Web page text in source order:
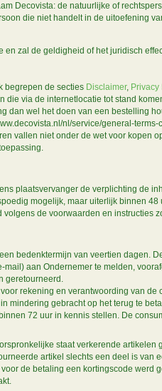
Decovista: de natuurlijke of
die niet handelt in de uitoefening
en zal de geldigheid of het juridisch
begrepen de secties Disclaimer, Privacy
die via de internetlocatie tot stand
dan wel het doen van een bestelling
nl/service/general-
vallen niet onder de wet voor kopen
plaatsvervanger de verplichting de
mogelijk, maar uiterlijk binnen
de voorwaarden en instructies
bedenktermijn van veertien dagen.
aan Ondernemer te melden,
geretourneerd.
rekening en verantwoording van
mindering gebracht op het terug te
72 uur in kennis stellen. De
staat verkerende
artikel slechts een deel is
de betaling een kortingscode